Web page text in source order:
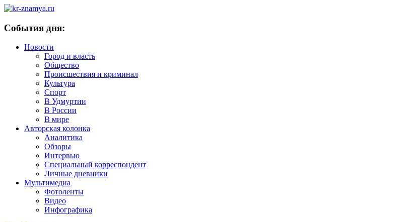
События дня:
Новости
Город и власть
Общество
Происшествия и криминал
Культура
Спорт
В Удмуртии
В России
В мире
Авторская колонка
Аналитика
Обзоры
Интервью
Специальный корреспондент
Личные дневники
Мультимедиа
Фотоленты
Видео
Инфографика